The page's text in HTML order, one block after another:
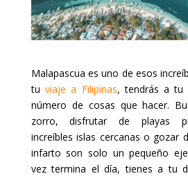
Malapascua es uno de esos
tuviaje a Filipinas, tendrás a tu
número de cosas que hacer.
zorro, disfrutar de playas
increíbles islas cercanas o gozar
infarto son solo un pequeño
vez termina el día, tienes a tu